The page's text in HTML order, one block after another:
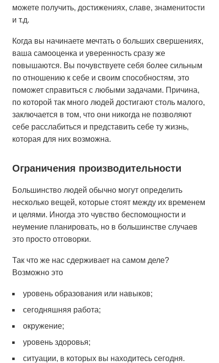
можете получить, достижениях, славе, знаменитости
и т.д.
Когда вы начинаете мечтать о больших свершениях,
ваша самооценка и уверенность сразу же
повышаются. Вы почувствуете себя более сильным
по отношению к себе и своим способностям, это
поможет справиться с любыми задачами. Причина,
по которой так много людей достигают столь малого,
заключается в том, что они никогда не позволяют
себе расслабиться и представить себе ту жизнь,
которая для них возможна.
Ограничения производительности
Большинство людей обычно могут определить
несколько вещей, которые стоят между их временем
и целями. Иногда это чувство беспомощности и
неумение планировать, но в большинстве случаев
это просто отговорки.
Так что же нас сдерживает на самом деле?
Возможно это
уровень образования или навыков;
сегодняшняя работа;
окружение;
уровень здоровья;
ситуации, в которых вы находитесь сегодня.